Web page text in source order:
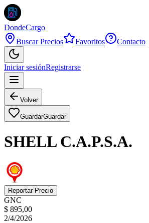
DondeCargo
Buscar Precios
Favoritos Contacto
Iniciar sesiónRegistrarse
Volver
GuardarGuardar
SHELL C.A.P.S.A.
Reportar Precio
GNC
$ 895,00
2/4/2026